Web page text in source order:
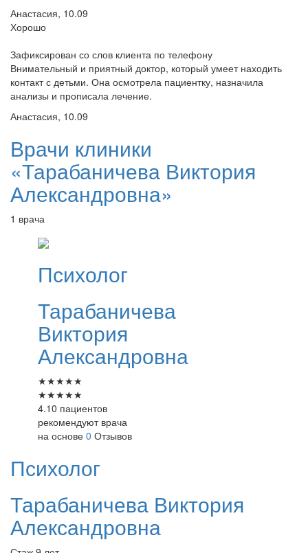
Анастасия, 10.09
Хорошо
Зафиксирован со слов клиента по телефону
Внимательный и приятный доктор, который умеет находить
контакт с детьми. Она осмотрела пациентку, назначила
анализы и прописала лечение.
Анастасия, 10.09
Врачи клиники
«Тарабаничева Виктория
Александровна»
1 врача
Психолог
Тарабаничева
Виктория
Александровна
★★★★★
★★★★★
4.10 пациентов
рекомендуют врача
на основе 0 Отзывов
Психолог
Тарабаничева Виктория
Александровна